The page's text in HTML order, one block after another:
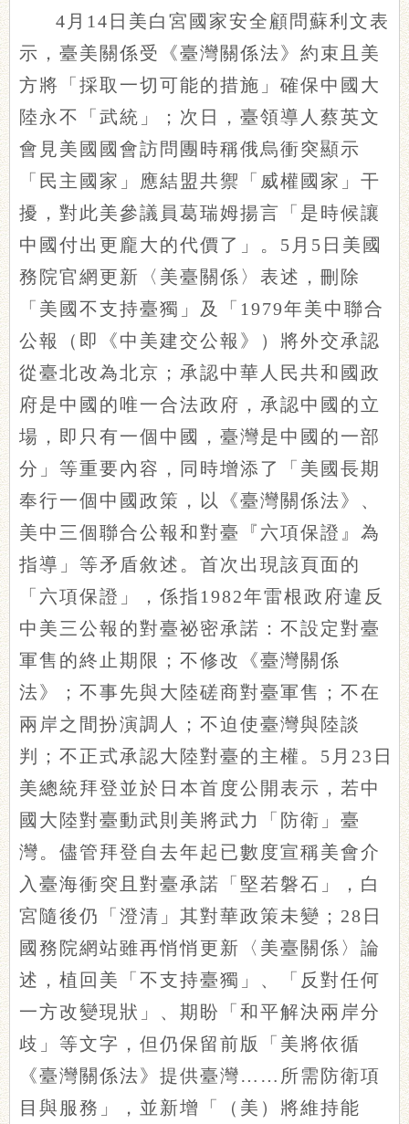
4月14日美白宮國家安全顧問蘇利文表
示，臺美關係受《臺灣關係法》約束且美
方將「採取一切可能的措施」確保中國大
陸永不「武統」；次日，臺領導人蔡英文
會見美國國會訪問團時稱俄烏衝突顯示
「民主國家」應結盟共禦「威權國家」干
擾，對此美參議員葛瑞姆揚言「是時候讓
中國付出更龐大的代價了」。5月5日美國
務院官網更新〈美臺關係〉表述，刪除
「美國不支持臺獨」及「1979年美中聯合
公報（即《中美建交公報》）將外交承認
從臺北改為北京；承認中華人民共和國政
府是中國的唯一合法政府，承認中國的立
場，即只有一個中國，臺灣是中國的一部
分」等重要內容，同時增添了「美國長期
奉行一個中國政策，以《臺灣關係法》、
美中三個聯合公報和對臺『六項保證』為
指導」等矛盾敘述。首次出現該頁面的
「六項保證」，係指1982年雷根政府違反
中美三公報的對臺祕密承諾：不設定對臺
軍售的終止期限；不修改《臺灣關係
法》；不事先與大陸磋商對臺軍售；不在
兩岸之間扮演調人；不迫使臺灣與陸談
判；不正式承認大陸對臺的主權。5月23日
美總統拜登並於日本首度公開表示，若中
國大陸對臺動武則美將武力「防衛」臺
灣。儘管拜登自去年起已數度宣稱美會介
入臺海衝突且對臺承諾「堅若磐石」，白
宮隨後仍「澄清」其對華政策未變；28日
國務院網站雖再悄悄更新〈美臺關係〉論
述，植回美「不支持臺獨」、「反對任何
一方改變現狀」、期盼「和平解決兩岸分
歧」等文字，但仍保留前版「美將依循
《臺灣關係法》提供臺灣……所需防衛項
目與服務」，並新增「（美）將維持能